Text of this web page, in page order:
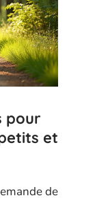
pour
et
de